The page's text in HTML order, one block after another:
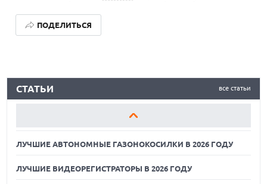
ПОДЕЛИТЬСЯ
все статьи
СТАТЬИ
ЛУЧШИЕ ВИДЕОРЕГИСТРАТОРЫ В 2026 ГОДУ
КАК БЕЗОПАСНО КУПИТЬ Б/У СМАРТФОН
ЛУЧШИЕ АВТОНОМНЫЕ ГАЗОНОКОСИЛКИ В 2026 ГОДУ
ЛУЧШИЕ ВИДЕОРЕГИСТРАТОРЫ В 2026 ГОДУ